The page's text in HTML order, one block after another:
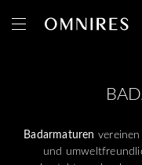
Badarmaturen
und